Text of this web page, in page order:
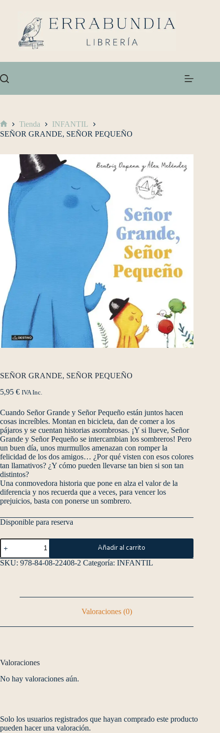
Tienda
INFANTIL
SEÑOR GRANDE, SEÑOR PEQUEÑO
SEÑOR GRANDE, SEÑOR PEQUEÑO
5,95 € IVA Inc.
Cuando Señor Grande y Señor Pequeño están juntos hacen
cosas increíbles. Montan en bicicleta, dan de comer a los
pájaros y se cuentan historias asombrosas. ¡Y si llueve, Señor
Grande y Señor Pequeño se intercambian los sombreros! Pero
un buen día, unos murmullos amenazan con romper la
felicidad de los dos amigos… ¿Por qué visten con esos colores
tan llamativos? ¿Y cómo pueden llevarse tan bien si son tan
distintos?
Una conmovedora historia que pone en alza el valor de la
diferencia y nos recuerda que a veces, para vencer los
prejuicios, basta con ponerse un sombrero.
Disponible para reserva
Añadir al carrito
SKU: 978-84-08-22408-2 Categoría: INFANTIL
Valoraciones (0)
Valoraciones
No hay valoraciones aún.
Solo los usuarios registrados que hayan comprado este producto
pueden hacer una valoración.